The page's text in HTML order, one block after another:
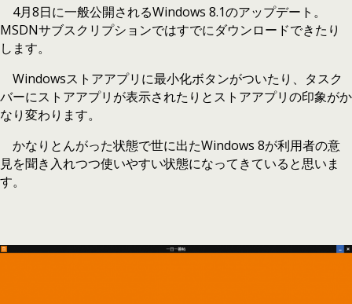
4月8日に一般公開されるWindows 8.1のアップデート。
MSDNサブスクリプションではすでにダウンロードできたり
します。
Windowsストアアプリに最小化ボタンがついたり、タスク
バーにストアアプリが表示されたりとストアアプリの印象がか
なり変わります。
かなりとんがった状態で世に出たWindows 8が利用者の意
見を聞き入れつつ使いやすい状態になってきていると思いま
す。